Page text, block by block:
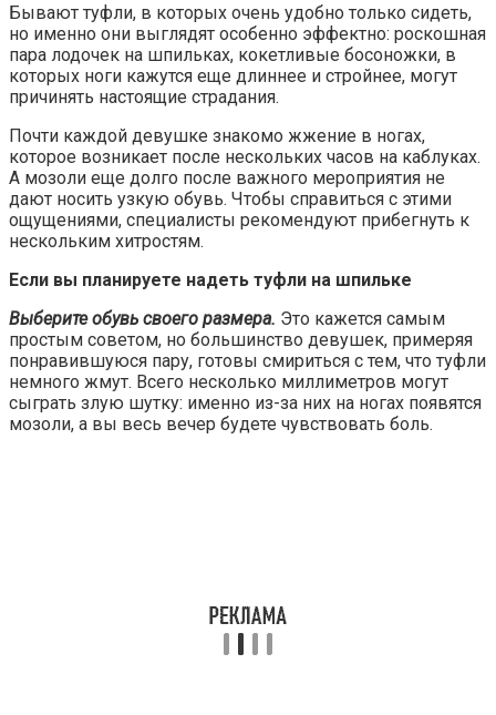
Бывают туфли, в которых очень удобно только сидеть,
но именно они выглядят особенно эффектно: роскошная
пара лодочек на шпильках, кокетливые босоножки, в
которых ноги кажутся еще длиннее и стройнее, могут
причинять настоящие страдания.
Почти каждой девушке знакомо жжение в ногах,
которое возникает после нескольких часов на каблуках.
А мозоли еще долго после важного мероприятия не
дают носить узкую обувь. Чтобы справиться с этими
ощущениями, специалисты рекомендуют прибегнуть к
нескольким хитростям.
Если вы планируете надеть туфли на шпильке
Выберите обувь своего размера. Это кажется самым
простым советом, но большинство девушек, примеряя
понравившуюся пару, готовы смириться с тем, что туфли
немного жмут. Всего несколько миллиметров могут
сыграть злую шутку: именно из-за них на ногах появятся
мозоли, а вы весь вечер будете чувствовать боль.